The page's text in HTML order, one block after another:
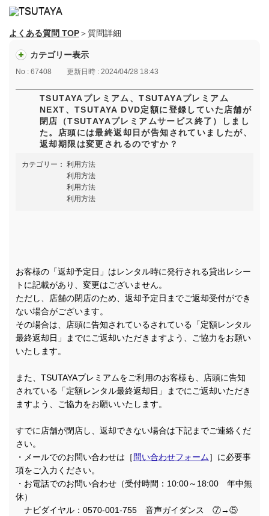
よくある質問 TOP＞質問詳細
カテゴリー表示
No : 67408 更新日時 : 2024/04/28 18:43
TSUTAYAプレミアム、TSUTAYAプレミアム
NEXT、TSUTAYA DVD定額に登録していた店舗が
閉店（TSUTAYAプレミアムサービス終了）しまし
た。店頭には最終返却日が告知されていましたが、
返却期限は変更されるのですか？
カテゴリー： 利用方法
利用方法
利用方法
利用方法
お客様の「返却予定日」はレンタル時に発行される貸出レシー
トに記載があり、変更はございません。
ただし、店舗の閉店のため、返却予定日までご返却受付ができ
ない場合がございます。
その場合は、店頭に告知されているされている「定額レンタル
最終返却日」までにご返却いただきますよう、ご協力をお願い
いたします。
また、TSUTAYAプレミアムをご利用のお客様も、店頭に告知
されている「定額レンタル最終返却日」までにご返却いただき
ますよう、ご協力をお願いいたします。
すでに店舗が閉店し、返却できない場合は下記までご連絡くだ
さい。
・メールでのお問い合わせは［ 問い合わせフォーム］に必要事
項をご入力ください。
・お電話でのお問い合わせ（受付時間：10:00～18:00 年中無
休）
ナビダイヤル：0570-001-755 音声ガイダンス ⑦→⑤